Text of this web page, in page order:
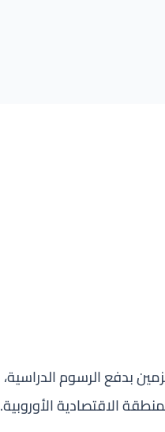
بدفع الرسوم الدراسية،
الاقتصادية الأوروبية.